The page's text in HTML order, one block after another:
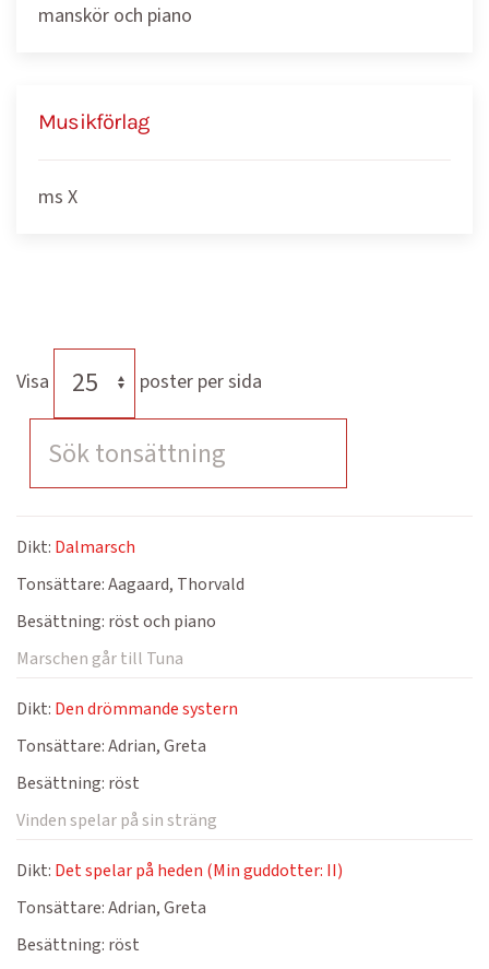
manskör och piano
Musikförlag
ms X
Visa poster per sida
Dikt: Dalmarsch
Tonsättare:Aagaard, Thorvald
Besättning: röst och piano
Marschen går till Tuna
Dikt: Den drömmande systern
Tonsättare:Adrian, Greta
Besättning: röst
Vinden spelar på sin sträng
Dikt: Det spelar på heden (Min guddotter: II)
Tonsättare:Adrian, Greta
Besättning: röst